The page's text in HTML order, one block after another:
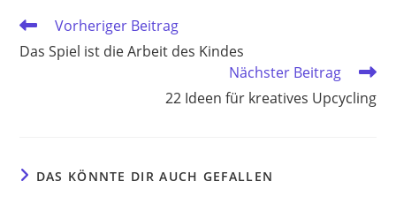
Weitere
ansehen
Vorheriger Beitrag
Das Spiel ist die Arbeit des Kindes
Nächster Beitrag
22 Ideen für kreatives Upcycling
DAS KÖNNTE DIR AUCH GEFALLEN